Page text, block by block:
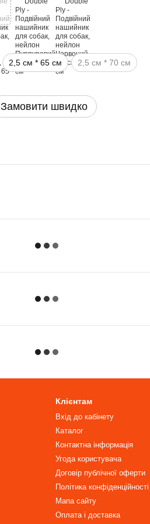
2,5 см * 65 см 2,5 см * 70 см
Замовити швидко
Клієнтам
Вхід до кабінету
Каталог
Контактна інформація
Угода користувача
Договір публічної оферти
Політика конфіденційності
Мапа сайту
Оплата і доставка